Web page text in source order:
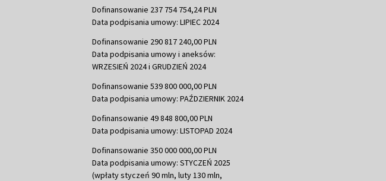
Dofinansowanie 237 754 754,24 PLN
Data podpisania umowy: LIPIEC 2024
Dofinansowanie 290 817 240,00 PLN
Data podpisania umowy i aneksów:
WRZESIEŃ 2024 i GRUDZIEŃ 2024
Dofinansowanie 539 800 000,00 PLN
Data podpisania umowy: PAŹDZIERNIK 2024
Dofinansowanie 49 848 800,00 PLN
Data podpisania umowy: LISTOPAD 2024
Dofinansowanie 350 000 000,00 PLN
Data podpisania umowy: STYCZEŃ 2025
(wpłaty styczeń 90 mln, luty 130 mln,